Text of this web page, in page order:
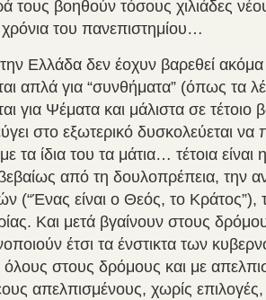
τους βοηθούν τόσους χιλιάδες
του πανεπιστημίου…
Ελλάδα δεν έοχυν βαρεθεί ακόμα
απλά για “συνθήματα” (όπως τα
για Ψέματα και μάλιστα σε
στο εξωτερικό δυσκολεύεται να
τα ίδια του τα μάτια… τέτοια
από τη δουλοπρέπεια, την
(“Ένας είναι ο Θεός, το Κράτος”),
Και μετά βγαίνουν στους
έτσι τα ένστικτα των
όλους στους δρόμους και με
απελπισμένους, χωρίς